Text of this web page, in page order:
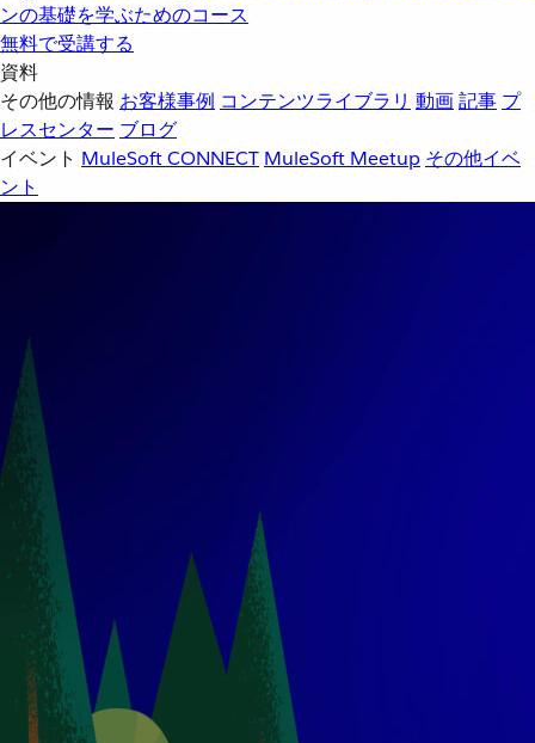
ンの基礎を学ぶためのコース
無料で受講する
資料
その他の情報 お客様事例 コンテンツライブラリ 動画記事 プ
レスセンター ブログ
イベント MuleSoft CONNECT MuleSoft Meetup その他イベ
ント